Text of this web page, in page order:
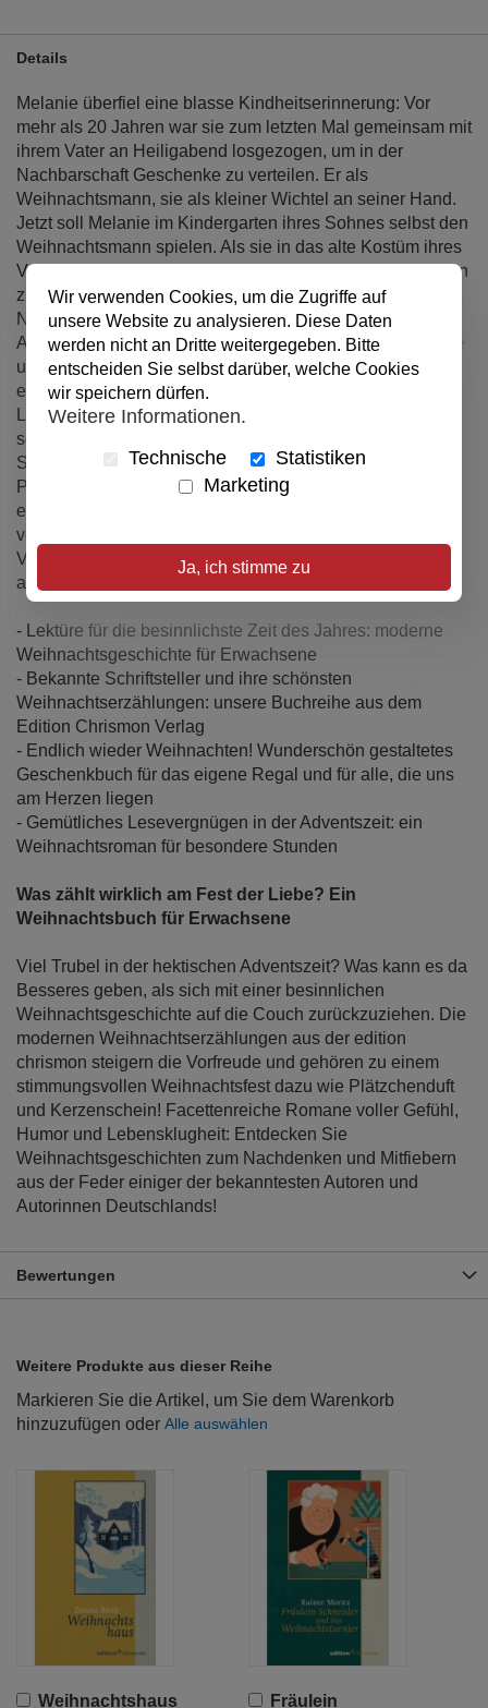
Details
Melanie überfiel eine blasse Kindheitserinnerung: Vor
mehr als 20 Jahren war sie zum letzten Mal gemeinsam mit
ihrem Vater an Heiligabend losgezogen, um in der
Nachbarschaft Geschenke zu verteilen. Er als
Weihnachtsmann, sie als kleiner Wichtel an seiner Hand.
Jetzt soll Melanie im Kindergarten ihres Sohnes selbst den
Weihnachtsmann spielen. Als sie in das alte Kostüm ihres
Vaters schlüpft, kehren mit einem Schlag die Erinnerungen
zurück – an die letzten Jahre der DDR, an Mauerfall und
Nachwendezeit. Alles veränderte sich, nichts blieb beim
Alten. Weder die Häuser noch die Menschen. Nur Melanie
und ihr Vater zogen wie ehedem um die Häuser. Bis sie
eines Tages vergeblich auf ihn wartete.
Lange hatte sich Melanie ihrer Vergangenheit nicht mehr
so nahe gefühlt. Sie lebt nicht mehr bei den Eltern in
Sachsen, sondern mit ihrer eigenen Familie in Berlin.
Plötzlich aber wird die turbulente Vorweihnachtszeit zu
einer Reise: zurück an die Orte der Kindheit, zu längst
vergessenen Erinnerungen. Schließlich bittet sie ihren
Vater, erneut mit ihr gemeinsam als Weihnachtsmann
aufzutreten. Wird er dieses Mal kommen?
- Lektüre für die besinnlichste Zeit des Jahres: moderne
Weihnachtsgeschichte für Erwachsene
- Bekannte Schriftsteller und ihre schönsten
Weihnachtserzählungen: unsere Buchreihe aus dem
Edition Chrismon Verlag
- Endlich wieder Weihnachten! Wunderschön gestaltetes
Geschenkbuch für das eigene Regal und für alle, die uns
am Herzen liegen
- Gemütliches Lesevergnügen in der Adventszeit: ein
Weihnachtsroman für besondere Stunden
Was zählt wirklich am Fest der Liebe? Ein
Weihnachtsbuch für Erwachsene
Viel Trubel in der hektischen Adventszeit? Was kann es da
Besseres geben, als sich mit einer besinnlichen
Weihnachtsgeschichte auf die Couch zurückzuziehen. Die
modernen Weihnachtserzählungen aus der edition
chrismon steigern die Vorfreude und gehören zu einem
stimmungsvollen Weihnachtsfest dazu wie Plätzchenduft
und Kerzenschein! Facettenreiche Romane voller Gefühl,
Humor und Lebensklugheit: Entdecken Sie
Weihnachtsgeschichten zum Nachdenken und Mitfiebern
aus der Feder einiger der bekanntesten Autoren und
Autorinnen Deutschlands!
Bewertungen
Weitere Produkte aus dieser Reihe
Markieren Sie die Artikel, um Sie dem Warenkorb
hinzuzufügen oder Alle auswählen
Weihnachtshaus
In
Fräulein
In
Wir verwenden Cookies, um die Zugriffe auf
unsere Website zu analysieren. Diese Daten
werden nicht an Dritte weitergegeben. Bitte
entscheiden Sie selbst darüber, welche Cookies
wir speichern dürfen.
Weitere Informationen.
Technische
Statistiken
Marketing
Ja, ich stimme zu